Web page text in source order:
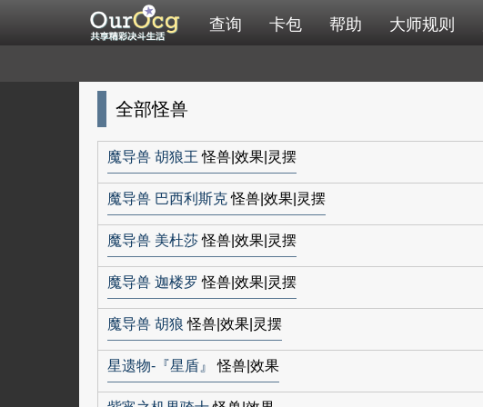
查询 卡包 帮助 大师规则
全部怪兽
魔导兽 胡狼王 怪兽|效果|灵摆
魔导兽 巴西利斯克怪兽|效果|灵摆
魔导兽 美杜莎怪兽|效果|灵摆
魔导兽 迦楼罗 怪兽|效果|灵摆
魔导兽 胡狼 怪兽|效果|灵摆
星遗物-『星盾』 怪兽|效果